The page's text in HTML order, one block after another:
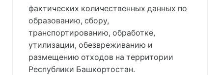
фактических количественных данных по
образованию, сбору,
транспортированию, обработке,
утилизации, обезвреживанию и
размещению отходов на территории
Республики Башкортостан.